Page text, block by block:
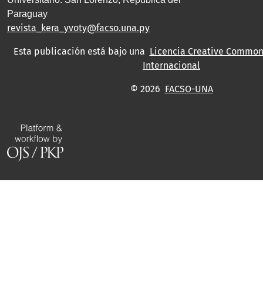
Paraguay
revista_kera_yvoty@facso.una.py
Esta publicación está bajo una Licencia Creative
Internacional
© 2026 FACSO-UNA